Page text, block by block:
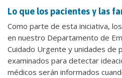
Lo que los pacientes y las
Como parte de esta iniciativa,
en nuestro Departamento de
Cuidado Urgente y unidades de
examinados para detectar
médicos serán informados